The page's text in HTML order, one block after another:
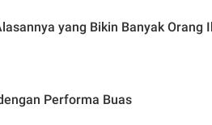
yang Bikin Banyak Orang
Performa Buas